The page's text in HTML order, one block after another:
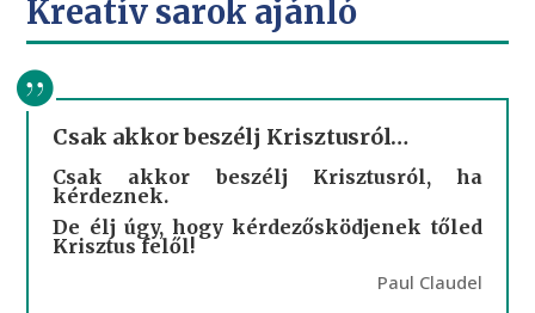
Kreatív sarok ajánló
Csak akkor beszélj Krisztusról…
Csak akkor beszélj Krisztusról, ha
kérdeznek.
De élj úgy, hogy kérdezősködjenek tőled
Krisztus felől!
Paul Claudel